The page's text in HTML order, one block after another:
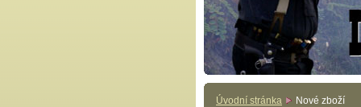
Úvodní stránka Nové zboží